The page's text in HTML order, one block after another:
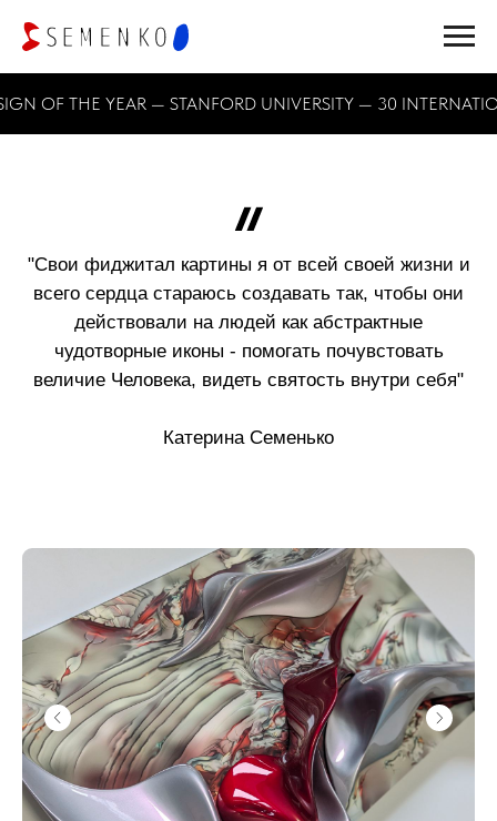
OF THE YEAR — STANFORD UNIVERSITY — 30
"Свои фиджитал картины я от всей своей жизни и
всего сердца стараюсь создавать так, чтобы они
действовали на людей как абстрактные
чудотворные иконы - помогать почувстовать
величие Человека, видеть святость внутри себя"
Катерина Семенько